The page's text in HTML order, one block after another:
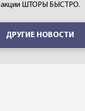
акции ШТОРЫ БЫСТРО.
ДРУГИЕ НОВОСТИ